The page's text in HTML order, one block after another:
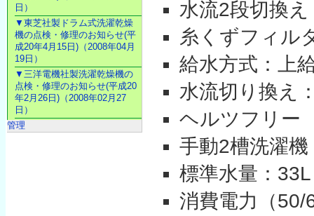
水流2段切換え
糸くずフィル
給水方式：上
水流切り換え
ヘルツフリー
手動2槽洗濯機
標準水量：33L
消費電力（50/
日）
▼東芝社製ドラム式洗濯乾燥
機の点検・修理のお知らせ(平
成20年4月15日)（2008年04月
19日）
▼三洋電機社製洗濯乾燥機の
点検・修理のお知らせ(平成20
年2月26日)（2008年02月27
日）
管理